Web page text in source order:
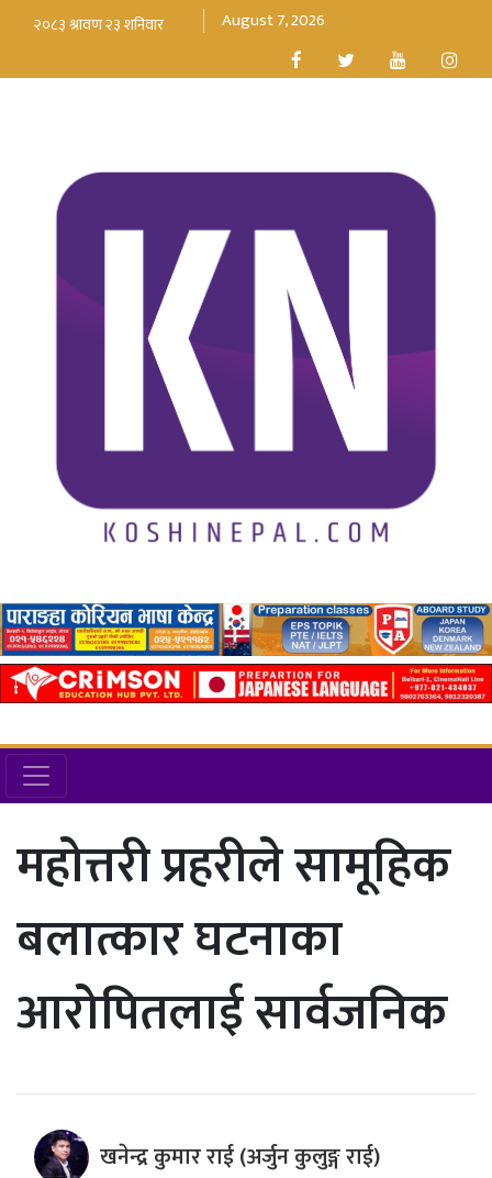
August 7, 2026
महोत्तरी प्रहरीले सामूहिक
बलात्कार घटनाका
आरोपितलाई सार्वजनिक
खनेन्द्र कुमार राई (अर्जुन कुलुङ्ग राई)